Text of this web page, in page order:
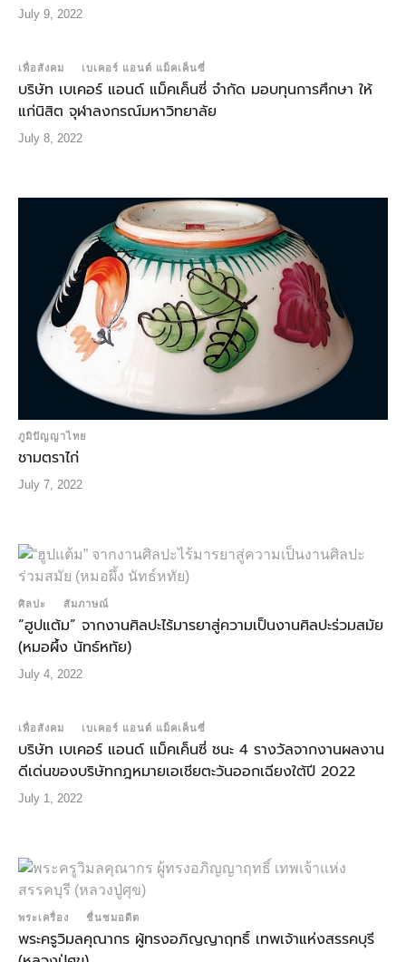
July 9, 2022
เพื่อสังคม เบเคอร์ แอนด์ แม็คเค็นซี่
บริษัท เบเคอร์ แอนด์ แม็คเค็นซี่ จำกัด มอบทุนการศึกษา ให้
แก่นิสิต จุฬาลงกรณ์มหาวิทยาลัย
July 8, 2022
ภูมิปัญญาไทย
ชามตราไก่
July 7, 2022
ศิลปะ สัมภาษณ์
“ฮูปแต้ม” จากงานศิลปะไร้มารยาสู่ความเป็นงานศิลปะร่วมสมัย
(หมอผึ้ง นัทธ์หทัย)
July 4, 2022
เพื่อสังคม เบเคอร์ แอนด์ แม็คเค็นซี่
บริษัท เบเคอร์ แอนด์ แม็คเค็นซี่ ชนะ 4 รางวัลจากงานผลงาน
ดีเด่นของบริษัทกฎหมายเอเชียตะวันออกเฉียงใต้ปี 2022
July 1, 2022
พระเครื่อง ชื่นชมอดีต
พระครูวิมลคุณากร ผู้ทรงอภิญญาฤทธิ์ เทพเจ้าแห่งสรรคบุรี